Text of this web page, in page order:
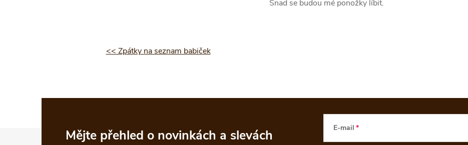
Snad se budou mé ponožky líbit.
<< Zpátky na seznam babiček
Mějte přehled o novinkách a slevách E-mail